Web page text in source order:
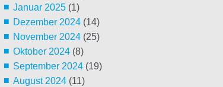
Januar 2025(1)
Dezember 2024(14)
November 2024(25)
Oktober 2024(8)
September 2024(19)
August 2024(11)